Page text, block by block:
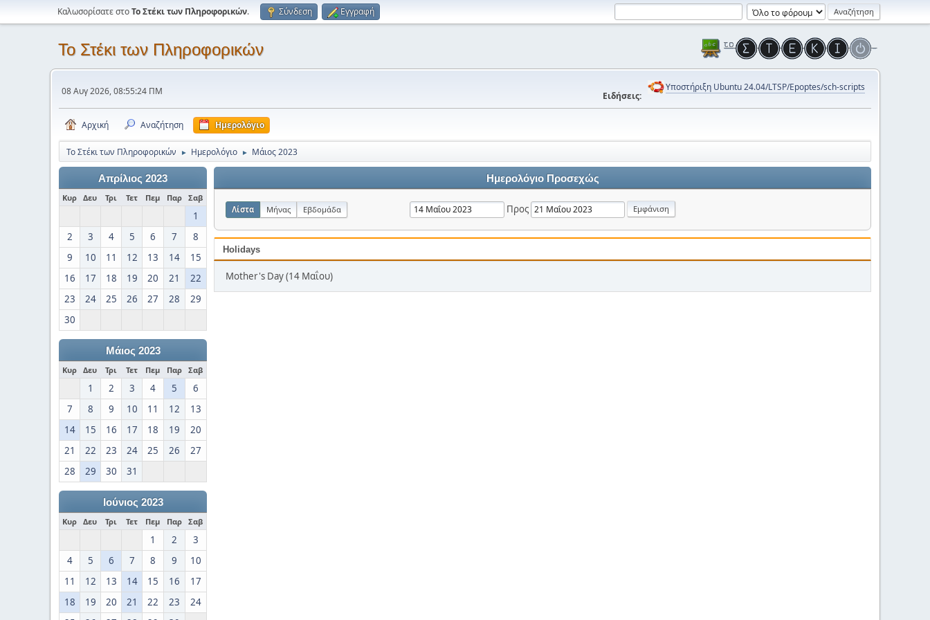
Καλωσορίσατε στοΤο Στέκι των Πληροφορικών. Σύνδεση Εγγραφή
Το Στέκι των Πληροφορικών
08 Αυγ 2026, 08:55:24 ΠΜ Ειδήσεις:
Υποστήριξη Ubuntu 24.04/LTSP/Epoptes/sch-scripts
Αρχική Αναζήτηση Ημερολόγιο
Το Στέκι των Πληροφορικών ► Ημερολόγιο ► Μάιος 2023
Απρίλιος 2023
Κυρ Δευ Τρι Τετ Πεμ Παρ Σαβ
1
2
3 4 5 6 7
8
9
10 11 12 13 14
15
16
17 18 19 20 21
22
23
24 25 26 27 28
29
30
Μάιος 2023
Κυρ Δευ Τρι Τετ Πεμ Παρ Σαβ
1 2 3 4 5
6
7
8 9 10 11 12
13
14
15 16 17 18 19
20
21
22 23 24 25 26
27
28
29 30 31
Ιούνιος 2023
Κυρ Δευ Τρι Τετ Πεμ Παρ Σαβ
1 2
3
4
5 6 7 8 9
10
11
12 13 14 15 16
17
18
19 20 21 22 23
24
Ημερολόγιο Προσεχώς
Λίστα Μήνας Εβδομάδα Προς
Holidays
Mother's Day (14 Μαΐου)